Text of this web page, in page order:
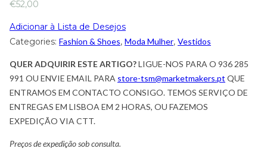
€52,00
Adicionar à Lista de Desejos
Categories: Fashion & Shoes, Moda Mulher, Vestidos
QUER ADQUIRIR ESTE ARTIGO?LIGUE-NOS PARA O 936 285
991 OU ENVIE EMAIL PARA store-tsm@marketmakers.pt QUE
ENTRAMOS EM CONTACTO CONSIGO. TEMOS SERVIÇO DE
ENTREGAS EM LISBOA EM 2 HORAS, OU FAZEMOS
EXPEDIÇÃO VIA CTT.
Preços de expedição sob consulta.